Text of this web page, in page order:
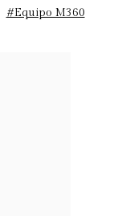
#Equipo M360